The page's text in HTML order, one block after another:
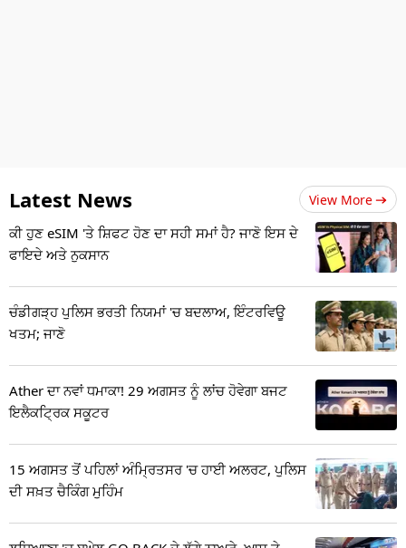
Latest News View More
ਕੀ ਹੁਣ eSIM 'ਤੇ ਸ਼ਿਫਟ ਹੋਣ ਦਾ ਸਹੀ ਸਮਾਂ ਹੈ? ਜਾਣੋ ਇਸ ਦੇ
ਫਾਇਦੇ ਅਤੇ ਨੁਕਸਾਨ
ਚੰਡੀਗੜ੍ਹ ਪੁਲਿਸ ਭਰਤੀ ਨਿਯਮਾਂ 'ਚ ਬਦਲਾਅ, ਇੰਟਰਵਿਊ
ਖਤਮ; ਜਾਣੋ
Ather ਦਾ ਨਵਾਂ ਧਮਾਕਾ! 29 ਅਗਸਤ ਨੂੰ ਲਾਂਚ ਹੋਵੇਗਾ ਬਜਟ
ਇਲੈਕਟ੍ਰਿਕ ਸਕੂਟਰ
15 ਅਗਸਤ ਤੋਂ ਪਹਿਲਾਂ ਅੰਮ੍ਰਿਤਸਰ 'ਚ ਹਾਈ ਅਲਰਟ, ਪੁਲਿਸ
ਦੀ ਸਖ਼ਤ ਚੈਕਿੰਗ ਮੁਹਿੰਮ